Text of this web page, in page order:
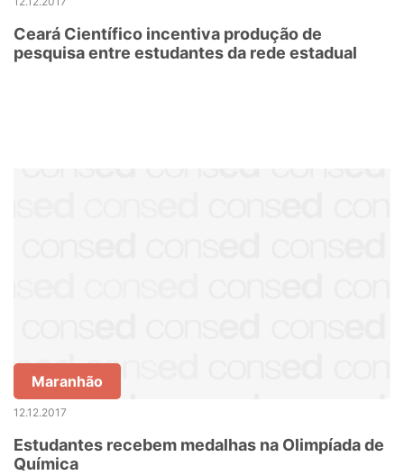
Ceará Científico incentiva produção de
pesquisa entre estudantes da rede estadual
Maranhão
12.12.2017
Estudantes recebem medalhas na Olimpíada de
Química